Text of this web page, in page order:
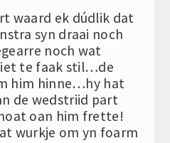
waard ek dúdlik dat
syn draai noch
noch wat
te faak stil…de
him hinne…hy hat
de wedstriid part
oan him frette!
wurkje om yn foarm